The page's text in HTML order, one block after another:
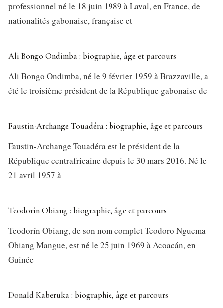
professionnel né le 18 juin 1989 à Laval, en France, de
nationalités gabonaise, française et
Ali Bongo Ondimba : biographie, âge et parcours
Ali Bongo Ondimba, né le 9 février 1959 à Brazzaville, a
été le troisième président de la République gabonaise de
Faustin-Archange Touadéra : biographie, âge et parcours
Faustin-Archange Touadéra est le président de la
République centrafricaine depuis le 30 mars 2016. Né le
21 avril 1957 à
Teodorín Obiang : biographie, âge et parcours
Teodorín Obiang, de son nom complet Teodoro Nguema
Obiang Mangue, est né le 25 juin 1969 à Acoacán, en
Guinée
Donald Kaberuka : biographie, âge et parcours